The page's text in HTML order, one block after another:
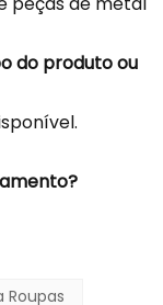
do produto ou
Roupas